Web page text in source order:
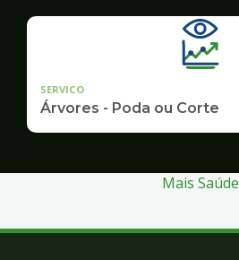
SERVICO
Árvores - Poda ou Corte
Mais Saúde